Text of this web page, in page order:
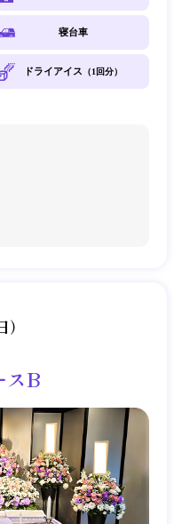
寝台車
ドライアイス （1回分）
スB